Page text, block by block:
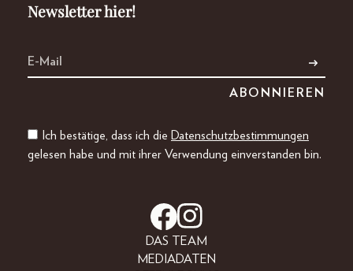
Newsletter hier!
Ich bestätige, dass ich die Datenschutzbestimmungen
gelesen habe und mit ihrer Verwendung einverstanden bin.
DAS TEAM
MEDIADATEN